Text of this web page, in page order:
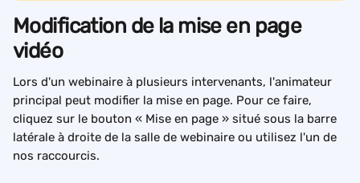
Modification de la mise en page
vidéo
Lors d'un webinaire à plusieurs intervenants, l'animateur
principal peut modifier la mise en page. Pour ce faire,
cliquez sur le bouton « Mise en page » situé sous la barre
latérale à droite de la salle de webinaire ou utilisez l'un de
nos raccourcis.